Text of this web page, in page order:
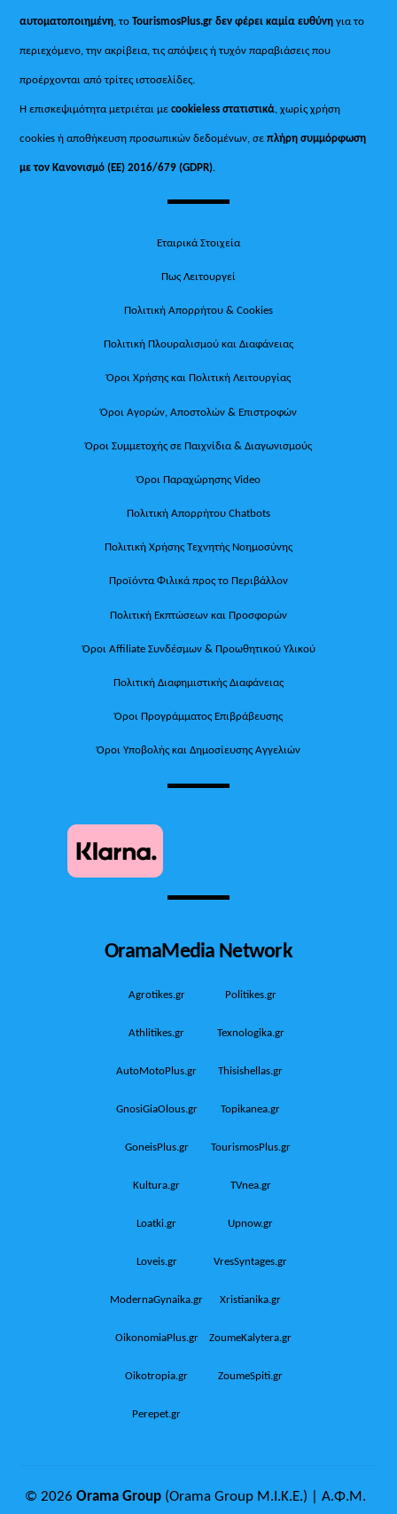
αυτοματοποιημένη, τοTourismosPlus.gr δεν φέρει καμία ευθύνη για το
περιεχόμενο, την ακρίβεια, τις απόψεις ή τυχόν παραβιάσεις που
προέρχονται από τρίτες ιστοσελίδες.
Η επισκεψιμότητα μετριέται μεcookieless στατιστικά, χωρίς χρήση
cookies ή αποθήκευση προσωπικών δεδομένων, σεπλήρη συμμόρφωση
με τον Κανονισμό (ΕΕ) 2016/679 (GDPR).
Εταιρικά Στοιχεία
Πως Λειτουργεί
Πολιτική Απορρήτου & Cookies
Πολιτική Πλουραλισμού και Διαφάνειας
Όροι Χρήσης και Πολιτική Λειτουργίας
Όροι Αγορών, Αποστολών & Επιστροφών
Όροι Συμμετοχής σε Παιχνίδια & Διαγωνισμούς
Όροι Παραχώρησης Video
Πολιτική Απορρήτου Chatbots
Πολιτική Χρήσης Τεχνητής Νοημοσύνης
Προϊόντα Φιλικά προς το Περιβάλλον
Πολιτική Εκπτώσεων και Προσφορών
Όροι Affiliate Συνδέσμων & Προωθητικού Υλικού
Πολιτική Διαφημιστικής Διαφάνειας
Όροι Προγράμματος Επιβράβευσης
Όροι Υποβολής και Δημοσίευσης Αγγελιών
OramaMedia Network
Agrotikes.gr Politikes.gr
Athlitikes.gr Texnologika.gr
AutoMotoPlus.gr Thisishellas.gr
GnosiGiaOlous.gr Topikanea.gr
GoneisPlus.gr TourismosPlus.gr
Kultura.gr TVnea.gr
Loatki.gr Upnow.gr
Loveis.gr VresSyntages.gr
ModernaGynaika.gr Xristianika.gr
OikonomiaPlus.gr ZoumeKalytera.gr
Oikotropia.gr ZoumeSpiti.gr
Perepet.gr
© 2026Orama Group (Orama Group Μ.Ι.Κ.Ε.) | Α.Φ.Μ.